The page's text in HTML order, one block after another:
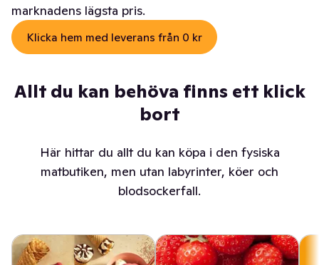
marknadens lägsta pris.
Klicka hem med leverans från 0 kr
Allt du kan behöva finns ett klick
bort
Här hittar du allt du kan köpa i den fysiska
matbutiken, men utan labyrinter, köer och
blodsockerfall.